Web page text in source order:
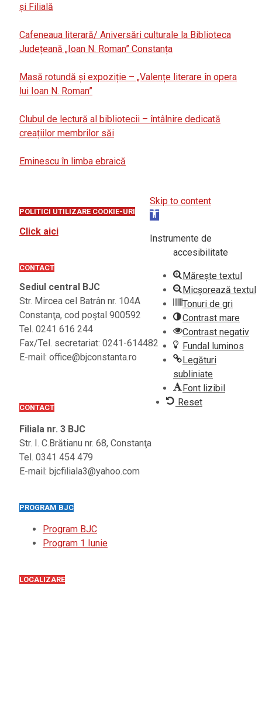
și Filială
Cafeneaua literară/ Aniversări culturale la Biblioteca
Județeană „Ioan N. Roman” Constanța
Masă rotundă și expoziție – „Valențe literare în opera
lui Ioan N. Roman”
Clubul de lectură al bibliotecii – întâlnire dedicată
creațiilor membrilor săi
Eminescu în limba ebraică
POLITICI UTILIZARE COOKIE-URI
Click aici
CONTACT
Sediul central BJC
Str. Mircea cel Batrân nr. 104A
Constanţa, cod poştal 900592
Tel. 0241 616 244
Fax/Tel. secretariat: 0241-614482
E-mail: office@bjconstanta.ro
CONTACT
Filiala nr. 3 BJC
Str. I. C.Brătianu nr. 68, Constanţa
Tel. 0341 454 479
E-mail: bjcfiliala3@yahoo.com
PROGRAM BJC
Program BJC
Program 1 Iunie
LOCALIZARE
Skip to content
Open
Instrumente de
accesibilitate
Mărește textul
Micșorează textul
Tonuri de gri
Contrast mare
Contrast negativ
Fundal luminos
Legături
subliniate
Font lizibil
Reset